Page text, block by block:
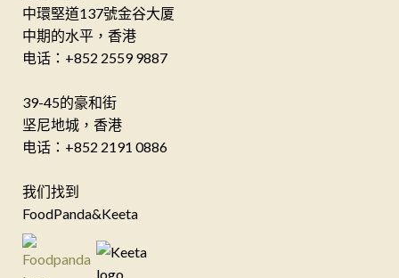
中環堅道137號金谷大厦
中期的水平，香港
电话：+852 2559 9887
39-45的豪和街
坚尼地城，香港
电话：+852 2191 0886
我们找到
FoodPanda&Keeta